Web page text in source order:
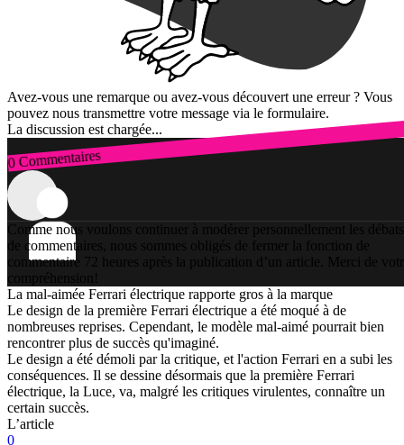
Avez-vous une remarque ou avez-vous découvert une erreur ? Vous
pouvez nous transmettre votre message via le formulaire.
La discussion est chargée...
0 Commentaires
Connexion
Comme nous voulons continuer à modérer personnellement les débats
de commentaires, nous sommes obligés de fermer la fonction de
commentaire 72 heures après la publication d’un article. Merci de
compréhension!
La mal-aimée Ferrari électrique rapporte gros à la marque
Le design de la première Ferrari électrique a été moqué à de
nombreuses reprises. Cependant, le modèle mal-aimé pourrait bien
rencontrer plus de succès qu'imaginé.
Le design a été démoli par la critique, et l'action Ferrari en a subi les
conséquences. Il se dessine désormais que la première Ferrari
électrique, la Luce, va, malgré les critiques virulentes, connaître un
certain succès.
L’article
0